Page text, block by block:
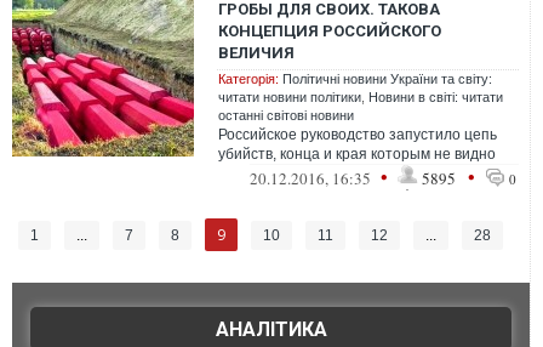
ГРОБЫ ДЛЯ СВОИХ. ТАКОВА
КОНЦЕПЦИЯ РОССИЙСКОГО
ВЕЛИЧИЯ
Категорія: Політичні новини України та світу:
читати новини політики Новини в світі: читати
останні світові новини
Российское руководство запустило цепь
убийств, конца и края которым не видно
20.12.2016, 16:35 • 5895 • 0
1 ... 7 8 9 10 11 12 ... 28
АНАЛІТИКА